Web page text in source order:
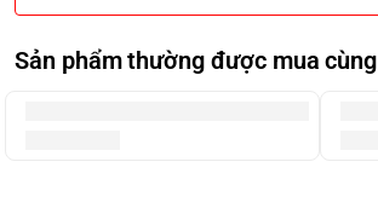
Sản phẩm thường được mua cùng